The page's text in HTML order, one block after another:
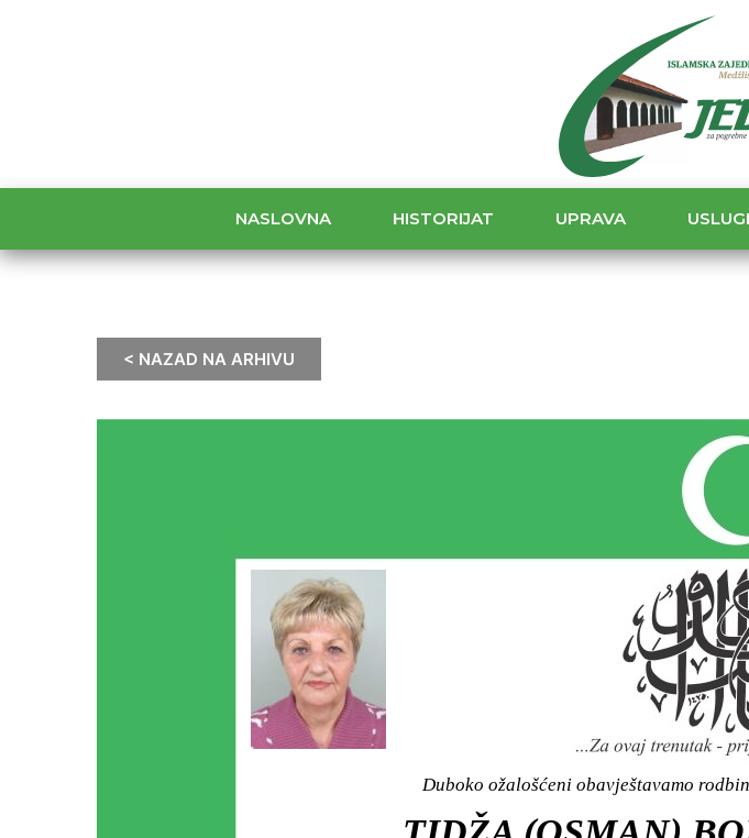
NASLOVNA HISTORIJAT UPRAVA
< NAZAD NA ARHIVU
Duboko ožalošćeni obavještavamo